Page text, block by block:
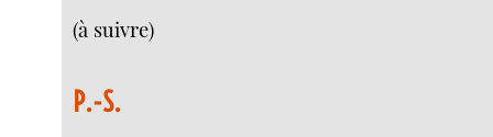
(à suivre)
P.-S.